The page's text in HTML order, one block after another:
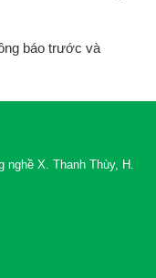
báo trước và
X. Thanh Thùy, H.